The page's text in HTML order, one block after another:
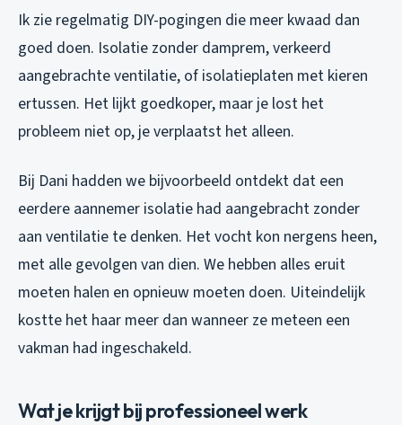
Ik zie regelmatig DIY-pogingen die meer kwaad dan
goed doen. Isolatie zonder damprem, verkeerd
aangebrachte ventilatie, of isolatieplaten met kieren
ertussen. Het lijkt goedkoper, maar je lost het
probleem niet op, je verplaatst het alleen.
Bij Dani hadden we bijvoorbeeld ontdekt dat een
eerdere aannemer isolatie had aangebracht zonder
aan ventilatie te denken. Het vocht kon nergens heen,
met alle gevolgen van dien. We hebben alles eruit
moeten halen en opnieuw moeten doen. Uiteindelijk
kostte het haar meer dan wanneer ze meteen een
vakman had ingeschakeld.
Wat je krijgt bij professioneel werk